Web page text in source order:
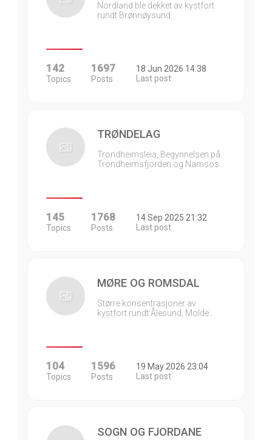
Nordland ble dekket av kystfort
rundt Brønnøysund…
142
Topics
1697
Posts
18 Jun 2026 14:38
Last post
TRØNDELAG
Trondheimsleia, Begynnelsen på
Trondheimsfjorden og Namsos…
145
Topics
1768
Posts
14 Sep 2025 21:32
Last post
MØRE OG ROMSDAL
Større konsentrasjoner av
kystfort rundt Ålesund, Molde…
104
Topics
1596
Posts
19 May 2026 23:04
Last post
SOGN OG FJORDANE